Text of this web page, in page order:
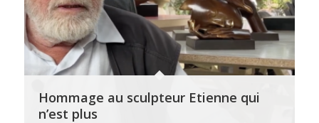
Hommage au sculpteur Etienne qui
n’est plus